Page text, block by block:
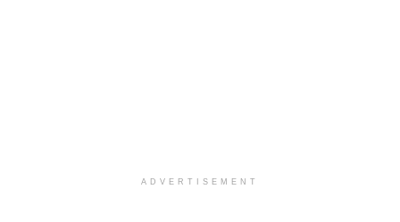
ADVERTISEMENT